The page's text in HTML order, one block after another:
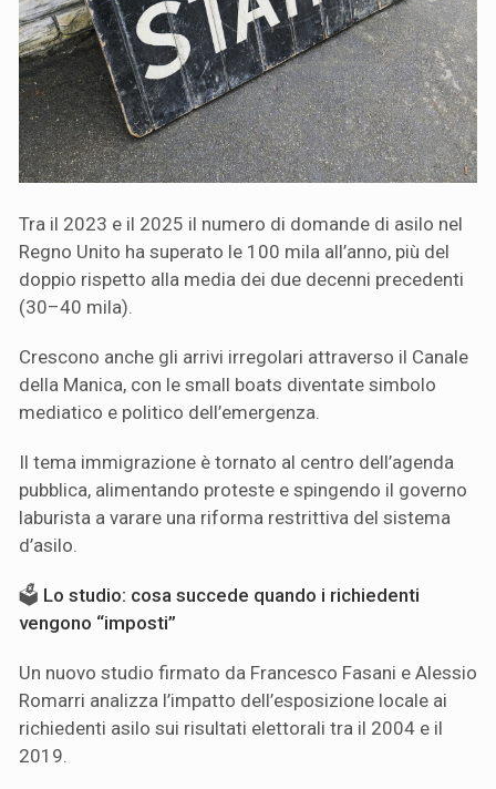
Tra il 2023 e il 2025 il numero di domande di asilo nel
Regno Unito ha superato le 100 mila all’anno, più del
doppio rispetto alla media dei due decenni precedenti
(30–40 mila).
Crescono anche gli arrivi irregolari attraverso il Canale
della Manica, con le small boats diventate simbolo
mediatico e politico dell’emergenza.
Il tema immigrazione è tornato al centro dell’agenda
pubblica, alimentando proteste e spingendo il governo
laburista a varare una riforma restrittiva del sistema
d’asilo.
🗳️ Lo studio: cosa succede quando i richiedenti
vengono “imposti”
Un nuovo studio firmato da Francesco Fasani e Alessio
Romarri analizza l’impatto dell’esposizione locale ai
richiedenti asilo sui risultati elettorali tra il 2004 e il
2019.